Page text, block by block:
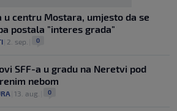
u centru Mostara, umjesto da se
postala "interes grada"
2. sep. 0
SFF-a u gradu na Neretvi pod
nebom
13. aug. 0